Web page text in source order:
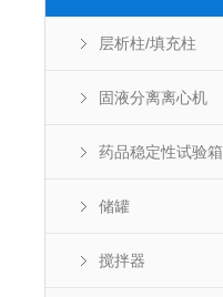
层析柱/填充柱
固液分离离心机
药品稳定性试验箱
储罐
搅拌器